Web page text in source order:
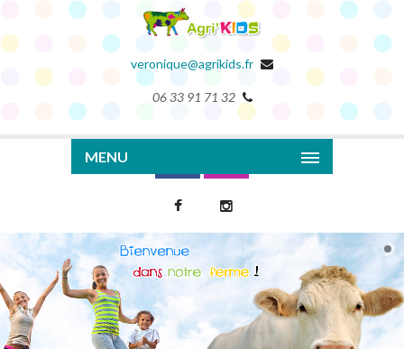
veronique@agrikids.fr
06 33 91 71 32
MENU